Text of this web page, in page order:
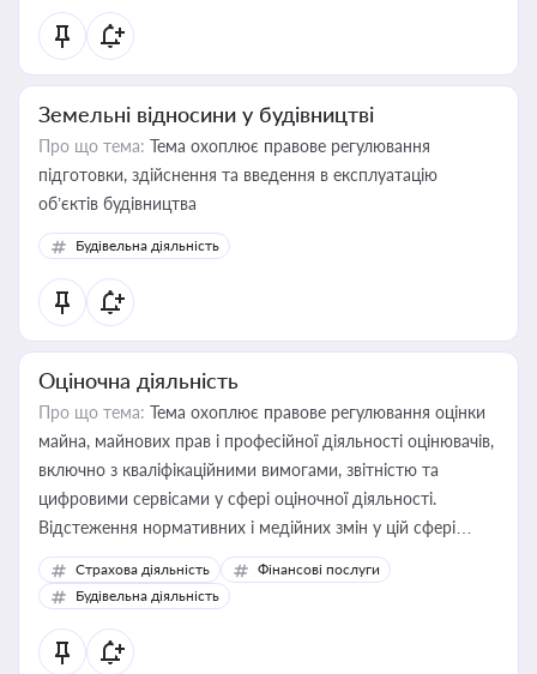
Земельні відносини у будівництві
Про що тема: Тема охоплює правове регулювання
підготовки, здійснення та введення в експлуатацію
об’єктів будівництва
Будівельна діяльність
Оціночна діяльність
Про що тема: Тема охоплює правове регулювання оцінки
майна, майнових прав і професійної діяльності оцінювачів,
включно з кваліфікаційними вимогами, звітністю та
цифровими сервісами у сфері оціночної діяльності.
Відстеження нормативних і медійних змін у цій сфері
корисне для власника бізнесу, керівника, юриста або
бухгалтера під час оподаткування, приватизації, оренди
державного майна, корпоративних угод і перевірки
статусу суб'єктів оціночної діяльності
Страхова діяльність
Фінансові послуги
Будівельна діяльність